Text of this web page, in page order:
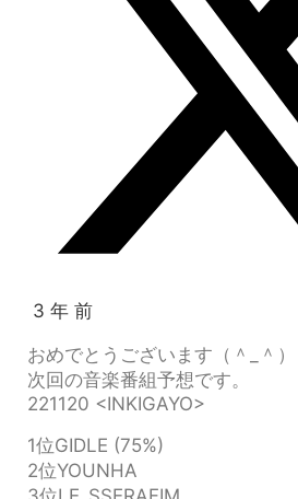
3 年 前
おめでとうございます（＾_＾）
次回の音楽番組予想です。
221120 <INKIGAYO>
1位GIDLE (75%)
2位YOUNHA